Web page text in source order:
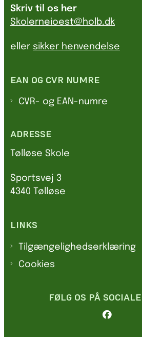
Skriv til os her
Skolerneioest@holb.dk
eller sikker henvendelse
EAN OG CVR NUMRE
CVR- og EAN-numre
ADRESSE
Tølløse Skole
Sportsvej 3
4340 Tølløse
LINKS
Tilgængelighedserklæring
Cookies
FØLG OS PÅ